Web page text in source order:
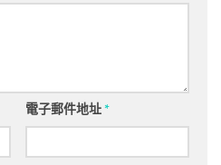
電子郵件地址*